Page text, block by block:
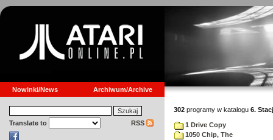
Nowinki/News Archiwum/Archive
Translate to RSS
302 programy w katalogu 6.
1 Drive Copy
1050 Chip, The